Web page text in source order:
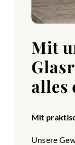
Mit
alles
Mit
Unsere